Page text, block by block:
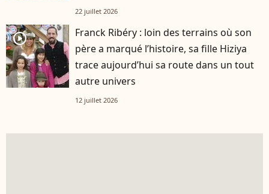
22 juillet 2026
player2
Franck Ribéry : loin des terrains où son
père a marqué l’histoire, sa fille Hiziya
trace aujourd’hui sa route dans un tout
autre univers
12 juillet 2026